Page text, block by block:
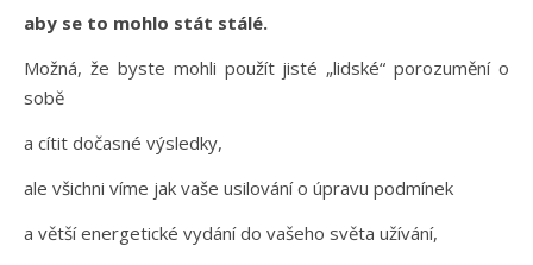
aby se to mohlo stát stálé.
Možná, že byste mohli použít jisté „lidské“ porozumění o
sobě
a cítit dočasné výsledky,
ale všichni víme jak vaše usilování o úpravu podmínek
a větší energetické vydání do vašeho světa užívání,